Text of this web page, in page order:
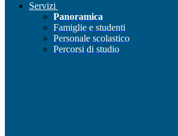
Servizi
Panoramica
Famiglie e studenti
Personale scolastico
Percorsi di studio